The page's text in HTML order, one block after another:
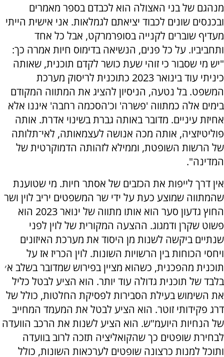
מנהגם של בני האצולה הוא לכבדם בספר מאמרים
ובכנסים שונים לכבוד יציאתם לגמלאות. אני אישית הייתי
מעדיף שוברים לקנייה בסופרמרקט, אבל כל אחד
ותחביביו. על כל פנים, הנשיאה בדימוס חיות אמרה כך:
"יש מי שסבור כי זוהי שעת כושר לקדם תוכנית, שאותה
כיניתי עוד בינואר 2023 כתוכנית לריסוק מערכת
המשפט. בל נטעה, הניסיון להציג את המתווה המקודם
בימים אלה כמתווה 'פשרה' וכ'הסכמה רחבה' איננו אלא
אחיזת עיניים. מדובר באותה גברת בשינוי אדרת. אותה
פוליטיזציה, אותה מכה אנושה לעצמאותה, לאי־תלותה
של הרשות השופטת, וממילא לזהותה הדמוקרטית של
המדינה".
אין דרך לייפות את הכזבים של אסתר חיות. מי שטוענת
שהמתווה שמוצע כעת על ידי שר המשפטים יריב לוין ושר
החוץ גדעון סער הוא אותו מתווה של ינואר 2023 הוא
פשוט שקרן ודמגוג. ההצעה המקורית של לוין לפני
שנתיים ביקשה לשנות מן היסוד את מערכת האיזונים
ויחסי הכוחות בין הרשויות השונות. לוין הכריז אז על
תוכנית מהפכנית, כשהוא מציין בפירוש שמדובר בשלב א׳
בלבד של תוכנית גדולה עוד יותר. הוא הציע לבטל כליל
את השימוש בעילת הסבירות לפסיקת החלטות, כולל של
דרג פקידותי זוטר. הוא הציע לבטל את המעמד המחייב
של הנחיות היועמ"ש. הוא הציע לשנות את הרכב הוועדה
לבחירת שופטים כך שהקואליציה תזכה לרוב בוועדה
ותוכל למנות כרצונה שופטים לערכאות השונות, כולל